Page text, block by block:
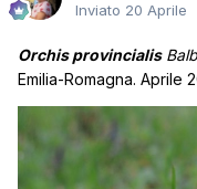
Inviato 20 Aprile
Orchis provincialis
Emilia-Romagna. Aprile